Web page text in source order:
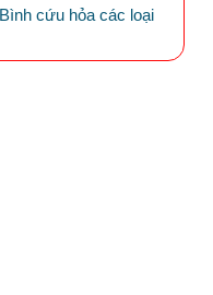
Bình cứu hỏa các loại